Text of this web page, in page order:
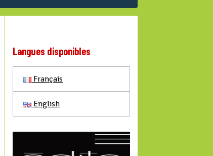
Langues disponibles
Français
English